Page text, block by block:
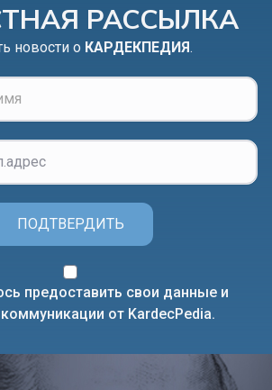
РАССЫЛКА
новости о КАРДЕКПЕДИЯ.
ПОДТВЕРДИТЬ
предоставить свои данные и
от KardecPedia.